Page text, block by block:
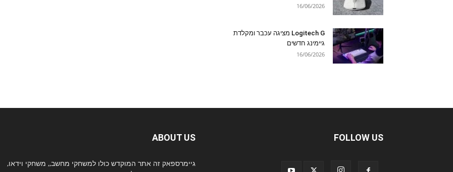
16/06/2026
Logitech G מציגה עכבר ומקלדת
גיימינג חדשים
16/06/2026
ABOUT US
גיימרספאק זה אתר המוקדש כולו למשחקי מחשב,, משחקי וידאו,
FOLLOW US